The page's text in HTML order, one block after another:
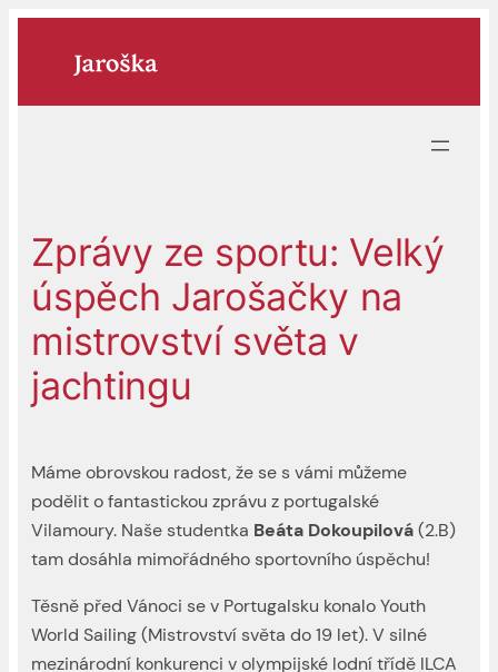
Zprávy ze sportu: Velký
úspěch Jarošačky na
mistrovství světa v
jachtingu
Máme obrovskou radost, že se s vámi můžeme
podělit o fantastickou zprávu z portugalské
Vilamoury. Naše studentka Beáta Dokoupilová(2.B)
tam dosáhla mimořádného sportovního úspěchu!
Těsně před Vánoci se v Portugalsku konalo Youth
World Sailing (Mistrovství světa do 19 let). V silné
mezinárodní konkurenci v olympijské lodní třídě ILCA